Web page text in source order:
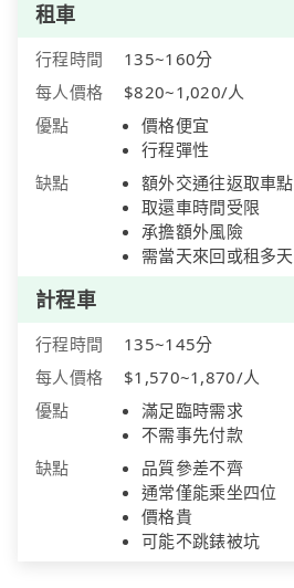
租車
行程時間
135~160分
每人價格
$820~1,020/人
優點
價格便宜
行程彈性
缺點
額外交通往返取車點
取還車時間受限
承擔額外風險
需當天來回或租多天
計程車
行程時間
135~145分
每人價格
$1,570~1,870/人
優點
滿足臨時需求
不需事先付款
缺點
品質參差不齊
通常僅能乘坐四位
價格貴
可能不跳錶被坑